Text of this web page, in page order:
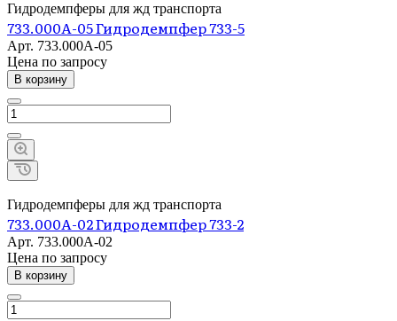
Гидродемпферы для жд транспорта
733.000А-05 Гидродемпфер 733-5
Арт. 733.000А-05
Цена по запросу
В корзину
Гидродемпферы для жд транспорта
733.000А-02 Гидродемпфер 733-2
Арт. 733.000А-02
Цена по запросу
В корзину